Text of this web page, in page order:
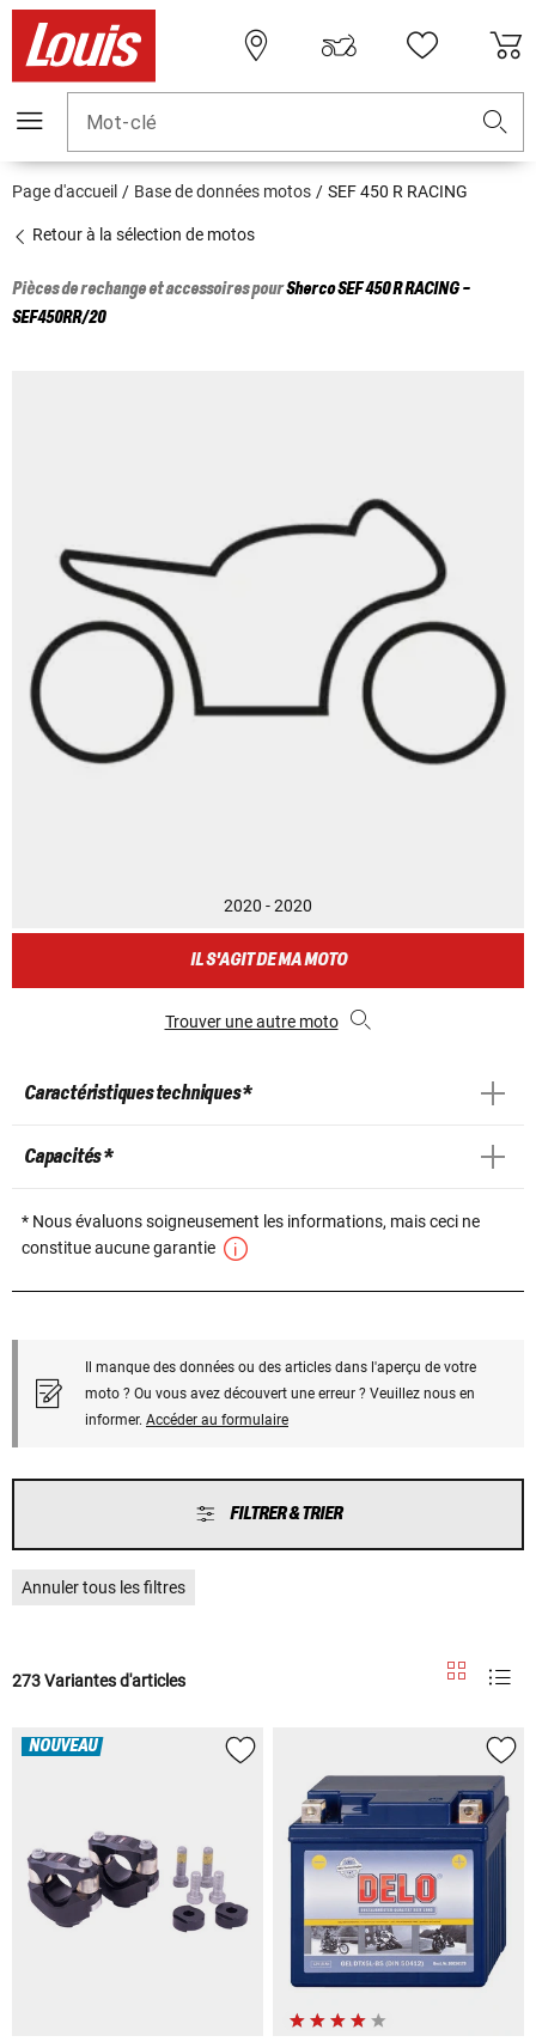
Mot-clé
Page d'accueil Base de données motos SEF 450 R RACING
Retour à la sélection de motos
Pièces de rechange et accessoires pourShercoSEF 450 R RACING -
SEF450RR/20
2020 - 2020
IL S'AGIT DE MA MOTO
Trouver une autre moto
Caractéristiques techniques *
Capacités *
* Nous évaluons soigneusement les informations, mais ceci ne
constitue aucune garantie
Il manque des données ou des articles dans l'aperçu de votre
moto ? Ou vous avez découvert une erreur ? Veuillez nous en
informer. Accéder au formulaire
FILTRER & TRIER
Annuler tous les filtres
273 Variantes d'articles
NOUVEAU